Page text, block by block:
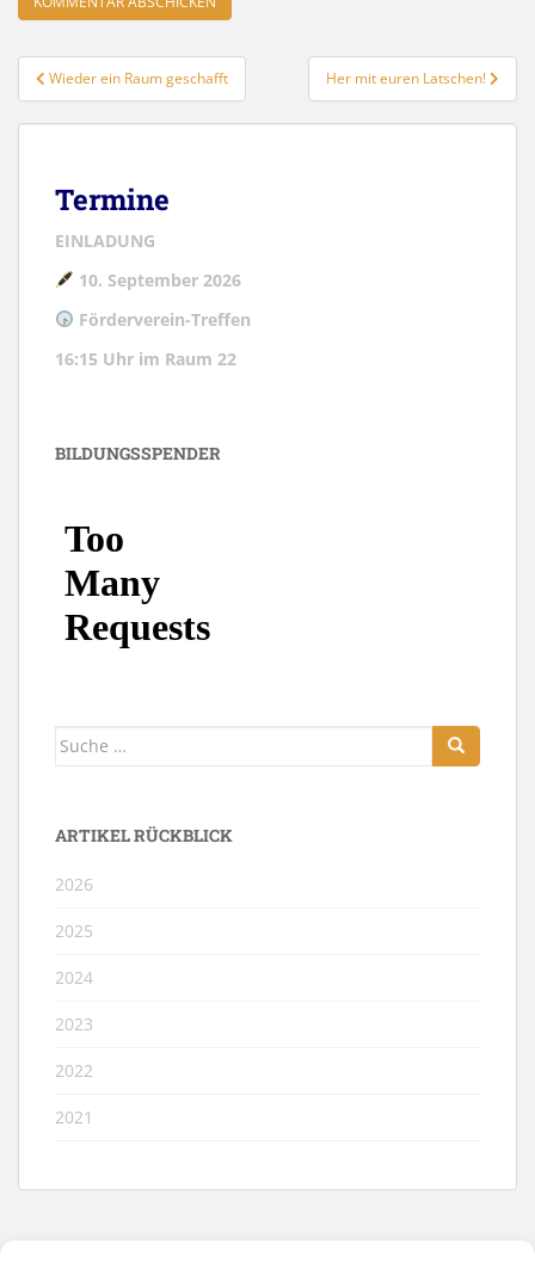
Beitragsnavigation
Wieder ein Raum geschafft Her mit euren Latschen!
Termine
EINLADUNG
10. September 2026
Förderverein-Treffen
16:15 Uhr im Raum 22
BILDUNGSSPENDER
Suche
ARTIKEL RÜCKBLICK
2026
2025
2024
2023
2022
2021